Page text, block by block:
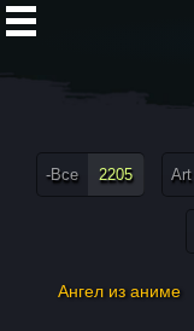
-Все 2205 Art
Ангел из аниме